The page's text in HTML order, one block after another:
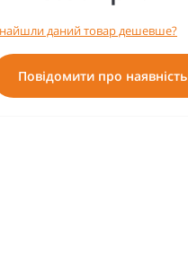
даний товар дешевше?
Повідомити про наявність